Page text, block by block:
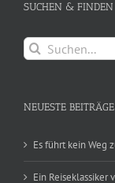
SUCHEN & FINDEN
Suche
nach:
NEUESTE BEITRÄGE
Es führt kein Weg
Ein